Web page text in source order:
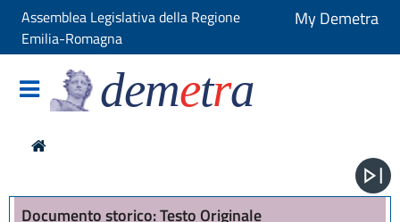
Assemblea Legislativa della Regione
Emilia-Romagna
My Demetra
demetra
Documento storico: Testo Originale